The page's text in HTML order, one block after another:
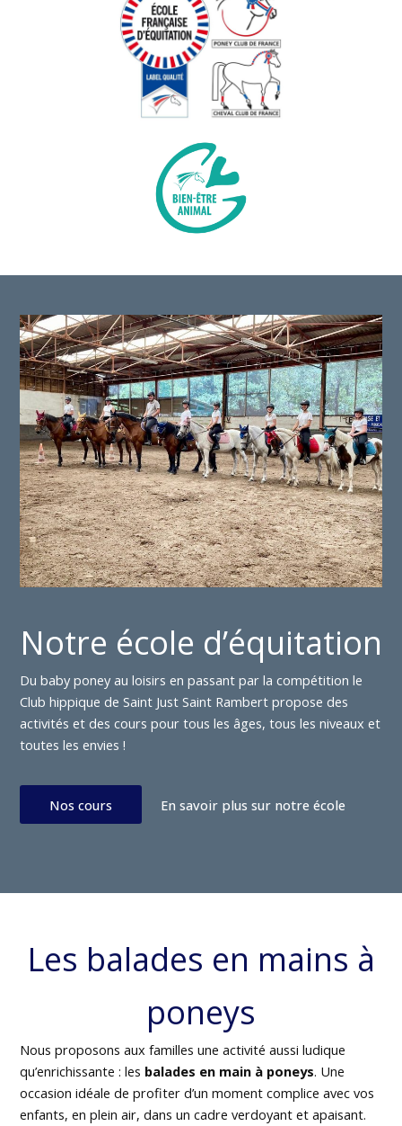
Notre école d’équitation
Du baby poney au loisirs en passant par la compétition le
Club hippique de Saint Just Saint Rambert propose des
activités et des cours pour tous les âges, tous les niveaux et
toutes les envies !
Nos cours En savoir plus sur notre école
Les balades en mains à
poneys
Nous proposons aux familles une activité aussi ludique
qu’enrichissante : les balades en main à poneys. Une
occasion idéale de profiter d’un moment complice avec vos
enfants, en plein air, dans un cadre verdoyant et apaisant.